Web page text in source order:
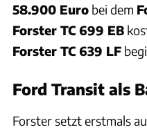
58.900 Euro bei dem
Forster TC 699 EB
Forster TC 639 LF
Ford Transit als
Forster setzt erstmals